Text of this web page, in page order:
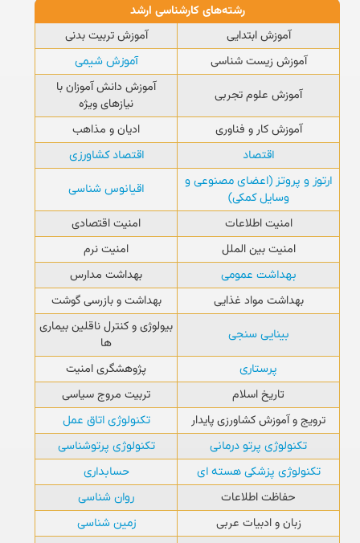
رشته‌های کارشناسی ارشد
آموزش ابتدایی
آموزش تربیت بدنی
آموزش زیست شناسی
آموزش شیمی
آموزش علوم تجربی
آموزش دانش آموزان با
نیازهای ویژه
آموزش کار و فناوری
ادیان و مذاهب
اقتصاد
اقتصاد کشاورزی
ارتوز و پروتز (اعضای مصنوعی و
وسایل کمکی)
اقیانوس شناسی
امنیت اطلاعات
امنیت اقتصادی
امنیت بین الملل
امنیت نرم
بهداشت عمومی
بهداشت مدارس
بهداشت مواد غذایی
بهداشت و بازرسی گوشت
بینایی سنجی
بیولوژی و کنترل ناقلین بیماری
ها
پرستاری
پژوهشگری امنیت
تاریخ اسلام
تربیت مروج سیاسی
ترویج و آموزش کشاورزی پایدار
تکنولوژی اتاق عمل
تکنولوژی پرتو درمانی
تکنولوژی پرتوشناسی
تکنولوژی پزشکی هسته ای
حسابداری
حفاظت اطلاعات روان شناسی
زبان و ادبیات عربی زمین شناسی